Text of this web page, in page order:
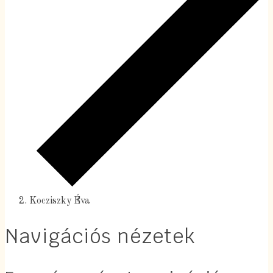
Kocziszky Éva
Navigációs nézetek